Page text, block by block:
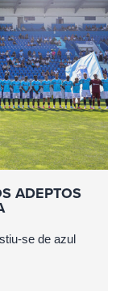
ADEPTOS
se de azul